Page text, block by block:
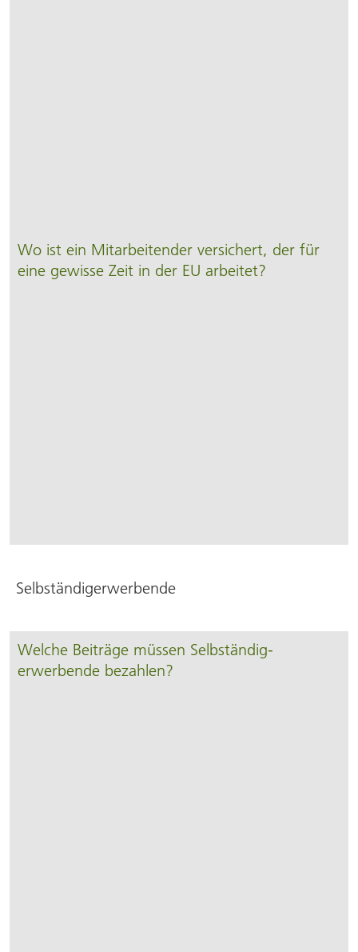
Wo ist ein Mit­arbeitender ver­sichert, der für
eine gewisse Zeit in der EU arbeitet?
Selbständigerwerbende
Welche Beiträge müssen Selbständig­
erwerbende bezahlen?